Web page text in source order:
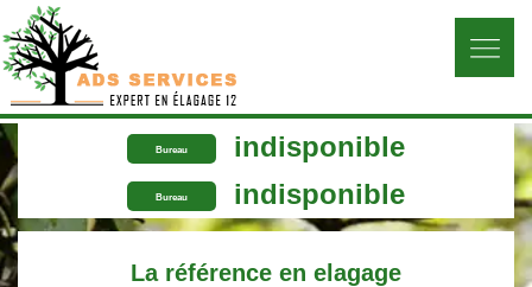
Bureau indisponible
Bureau indisponible
La référence en elagage